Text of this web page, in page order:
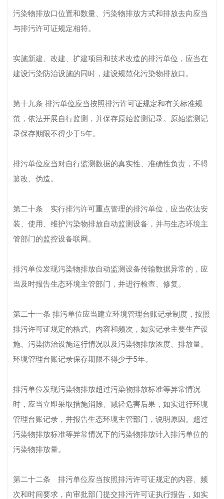
污染物排放口位置和数量、污染物排放方式和排放去向应当
与排污许可证规定相符。
实施新建、改建、扩建项目和技术改造的排污单位，应当在
建设污染防治设施的同时，建设规范化污染物排放口。
第十九条 排污单位应当按照排污许可证规定和有关标准规
范，依法开展自行监测，并保存原始监测记录。原始监测记
录保存期限不得少于5年。
排污单位应当对自行监测数据的真实性、准确性负责，不得
篡改、伪造。
第二十条 实行排污许可重点管理的排污单位，应当依法安
装、使用、维护污染物排放自动监测设备，并与生态环境主
管部门的监控设备联网。
排污单位发现污染物排放自动监测设备传输数据异常的，应
当及时报告生态环境主管部门，并进行检查、修复。
第二十一条 排污单位应当建立环境管理台账记录制度，按照
排污许可证规定的格式、内容和频次，如实记录主要生产设
施、污染防治设施运行情况以及污染物排放浓度、排放量。
环境管理台账记录保存期限不得少于5年。
排污单位发现污染物排放超过污染物排放标准等异常情况
时，应当立即采取措施消除、减轻危害后果，如实进行环境
管理台账记录，并报告生态环境主管部门，说明原因。超过
污染物排放标准等异常情况下的污染物排放计入排污单位的
污染物排放量。
第二十二条 排污单位应当按照排污许可证规定的内容、频
次和时间要求，向审批部门提交排污许可证执行报告，如实